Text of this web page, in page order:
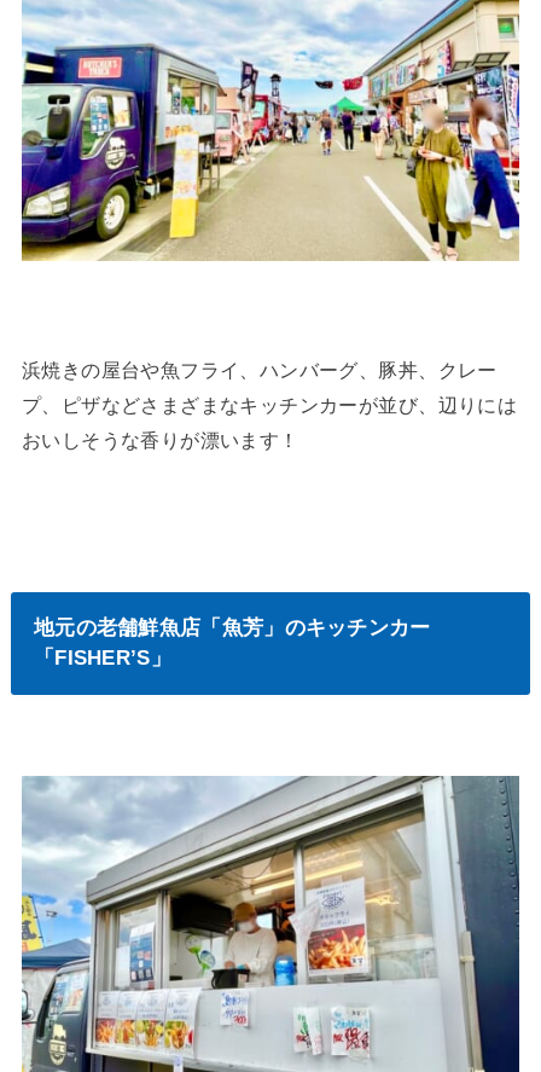
浜焼きの屋台や魚フライ、ハンバーグ、豚丼、クレー
プ、ピザなどさまざまなキッチンカーが並び、辺りには
おいしそうな香りが漂います！
地元の老舗鮮魚店「魚芳」のキッチンカー
「FISHER’S」